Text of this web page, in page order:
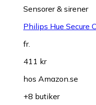
Sensorer & sirener
Philips Hue Secure
fr.
411 kr
hos Amazon.se
+8 butiker